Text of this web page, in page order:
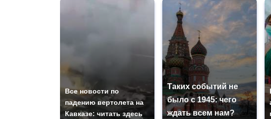
Все новости по
падению вертолета на
Кавказе: читать здесь
Таких событий не
было с 1945: чего
ждать всем нам?